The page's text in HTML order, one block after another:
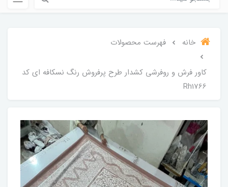
خانه فهرست محصولات
کاور فرش و روفرشی کشدار طرح پرفروش رنگ نسکافه ای کد
Rh1766